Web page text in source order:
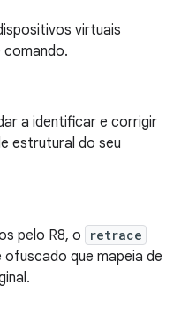
virtuais
comando.
a identificar e corrigir
estrutural do seu
pelo R8, o retrace
que mapeia de